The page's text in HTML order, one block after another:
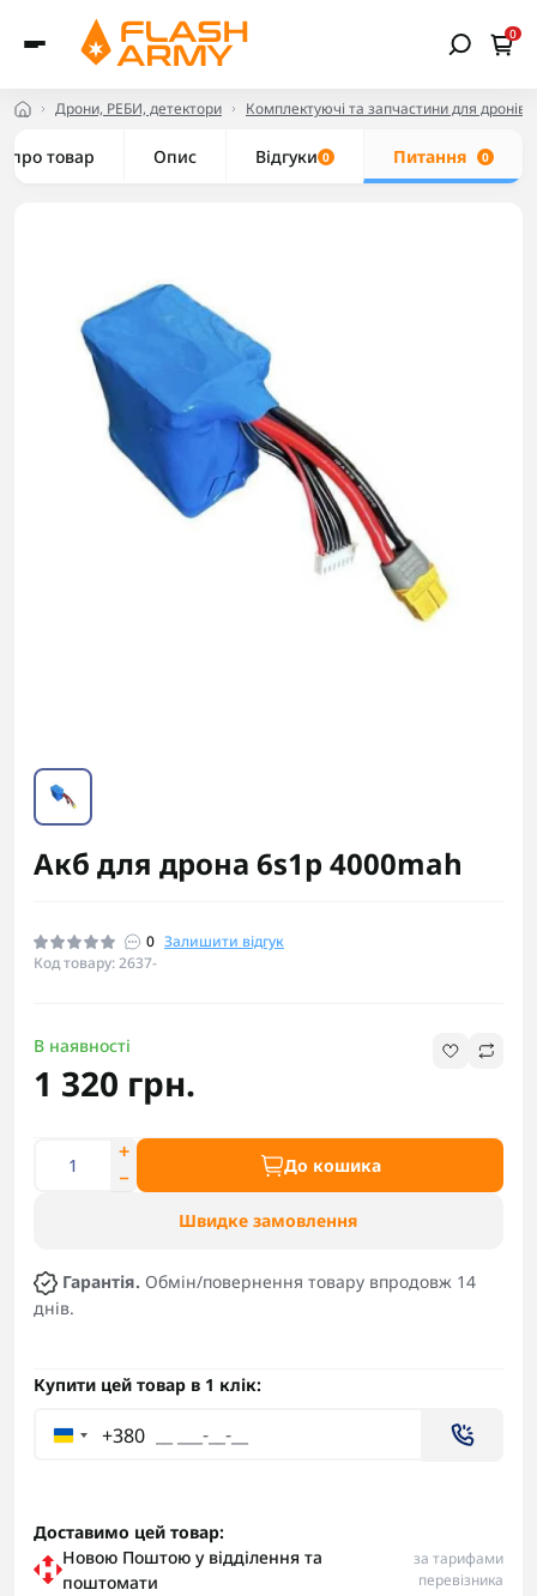
0
Дрони, РЕБИ, детектори Комплектуючі та запчастини для дронів
про товар Опис Відгуки 0 Питання 0
Акб для дрона 6s1p 4000mah
0 Залишити відгук
Код товару: 2637-
В наявності
1 320 грн.
До кошика
Швидке замовлення
Гарантія. Обмін/повернення товару впродовж 14
днів.
Купити цей товар в 1 клік:
+380
Доставимо цей товар:
Новою Поштою у відділення та
поштомати
за тарифами
перевізника